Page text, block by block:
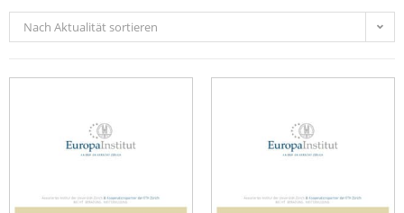
Nach Aktualität sortieren